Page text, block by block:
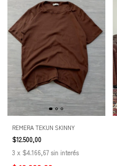
REMERA TEKUN SKINNY
$12.500,00
3 x $4.166,67 sin interés